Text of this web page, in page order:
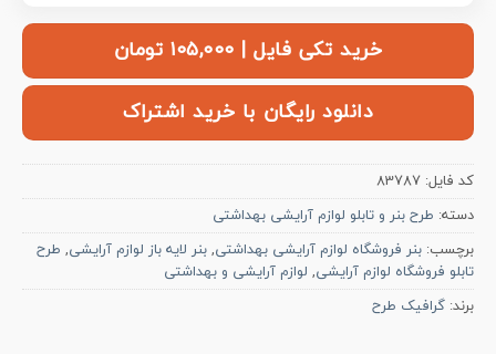
خرید تکی فایل | ۱۰۵,۰۰۰ تومان
دانلود رایگان با خرید اشتراک
کد فایل: 83787
دسته: طرح بنر و تابلو لوازم آرایشی بهداشتی
برچسب: بنر فروشگاه لوازم آرایشی بهداشتی, بنر لایه باز لوازم آرایشی, طرح
تابلو فروشگاه لوازم آرایشی, لوازم آرایشی و بهداشتی
برند: گرافیک طرح